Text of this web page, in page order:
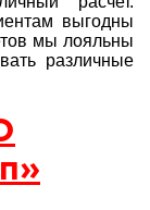
выгодны
мы лояльны
различные